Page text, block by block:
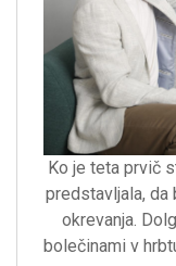
Ko je teta prvič
predstavljala, da
okrevanja.
bolečinami v